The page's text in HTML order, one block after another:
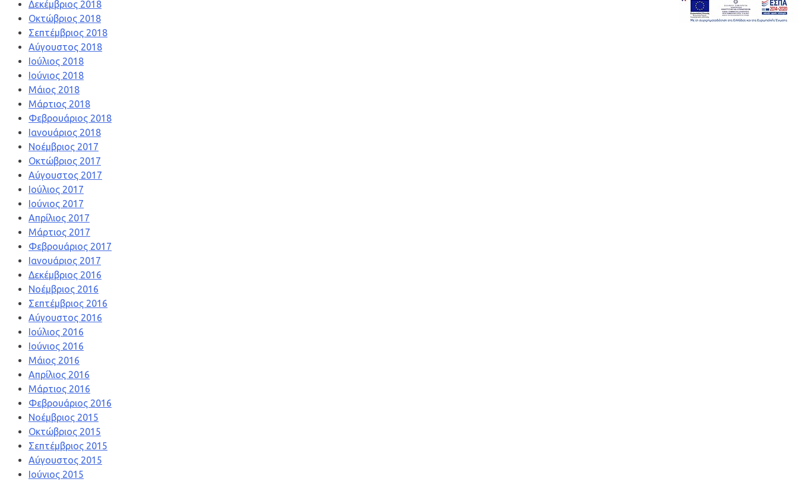
Δεκέμβριος 2018
Οκτώβριος 2018
Σεπτέμβριος 2018
Αύγουστος 2018
Ιούλιος 2018
Ιούνιος 2018
Μάιος 2018
Μάρτιος 2018
Φεβρουάριος 2018
Ιανουάριος 2018
Νοέμβριος 2017
Οκτώβριος 2017
Αύγουστος 2017
Ιούλιος 2017
Ιούνιος 2017
Απρίλιος 2017
Μάρτιος 2017
Φεβρουάριος 2017
Ιανουάριος 2017
Δεκέμβριος 2016
Νοέμβριος 2016
Σεπτέμβριος 2016
Αύγουστος 2016
Ιούλιος 2016
Ιούνιος 2016
Μάιος 2016
Απρίλιος 2016
Μάρτιος 2016
Φεβρουάριος 2016
Νοέμβριος 2015
Οκτώβριος 2015
Σεπτέμβριος 2015
Αύγουστος 2015
Ιούνιος 2015